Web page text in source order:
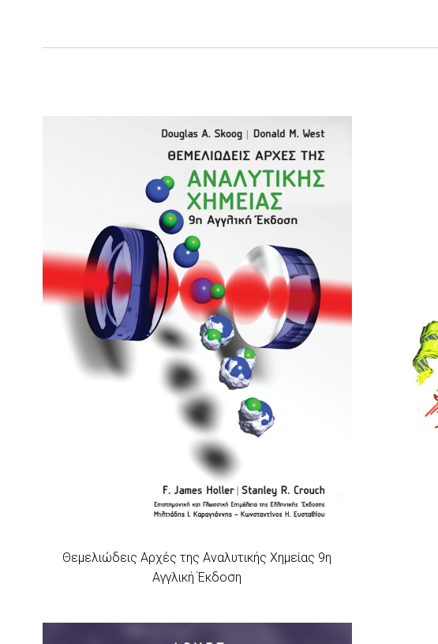
Θεμελιώδεις Αρχές της Αναλυτικής Χημείας 9η
Αγγλική Έκδοση